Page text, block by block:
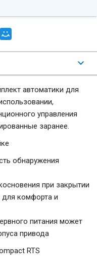
автоматики для
управления
заранее.
обнаружения
при закрытии
комфорта и
питания может
привода
RTS